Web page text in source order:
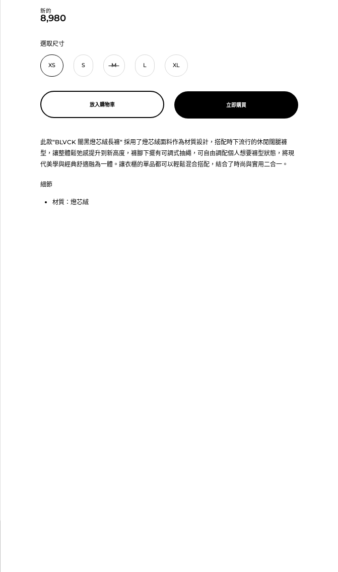
新的
8,980
選取尺寸
XS S M L XL
放入購物車 立即購買
此款“BLVCK 闇黑燈芯絨長褲“ 採用了燈芯絨面料作為材質設計，搭配時下流行的休閒闊腿褲
型，讓整體鬆弛感提升到新高度，褲腳下擺有可調式抽繩，可自由調配個人想要褲型狀態，將現
代美學與經典舒適融為一體。讓衣櫃的單品都可以輕鬆混合搭配，結合了時尚與實用二合一。
細節
材質：燈芯絨